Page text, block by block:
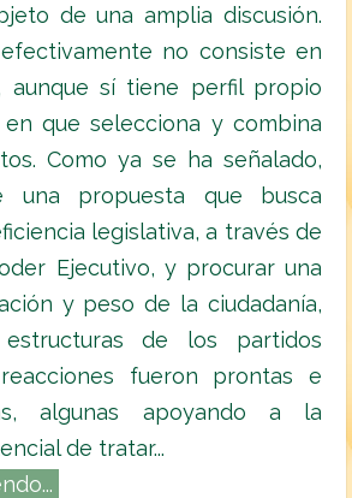
de una amplia discusión.
no consiste en
aunque sí tiene perfil propio
que selecciona y combina
Como ya se ha señalado,
una propuesta que busca
legislativa, a través de
Ejecutivo, y procurar una
y peso de la ciudadanía,
de los partidos
fueron prontas e
algunas apoyando a la
de tratar...